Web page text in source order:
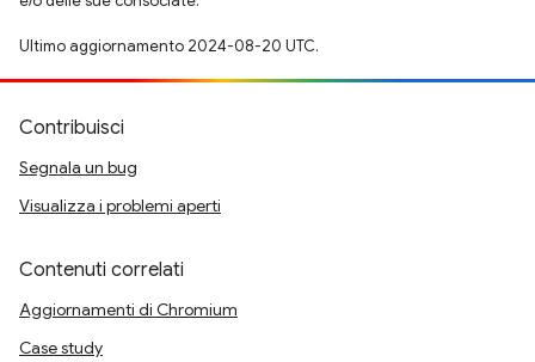
Ultimo aggiornamento 2024-08-20 UTC.
Contribuisci
Segnala un bug
Visualizza i problemi aperti
Contenuti correlati
Aggiornamenti di Chromium
Case study